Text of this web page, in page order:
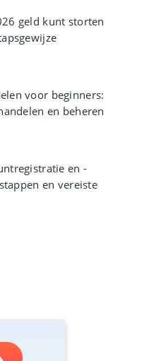
geld kunt storten
kosten en
voor beginners:
en beheren
en -
en vereiste